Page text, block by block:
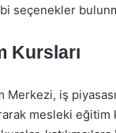
seçenekler
Kursları
Merkezi, iş
mesleki eğitim